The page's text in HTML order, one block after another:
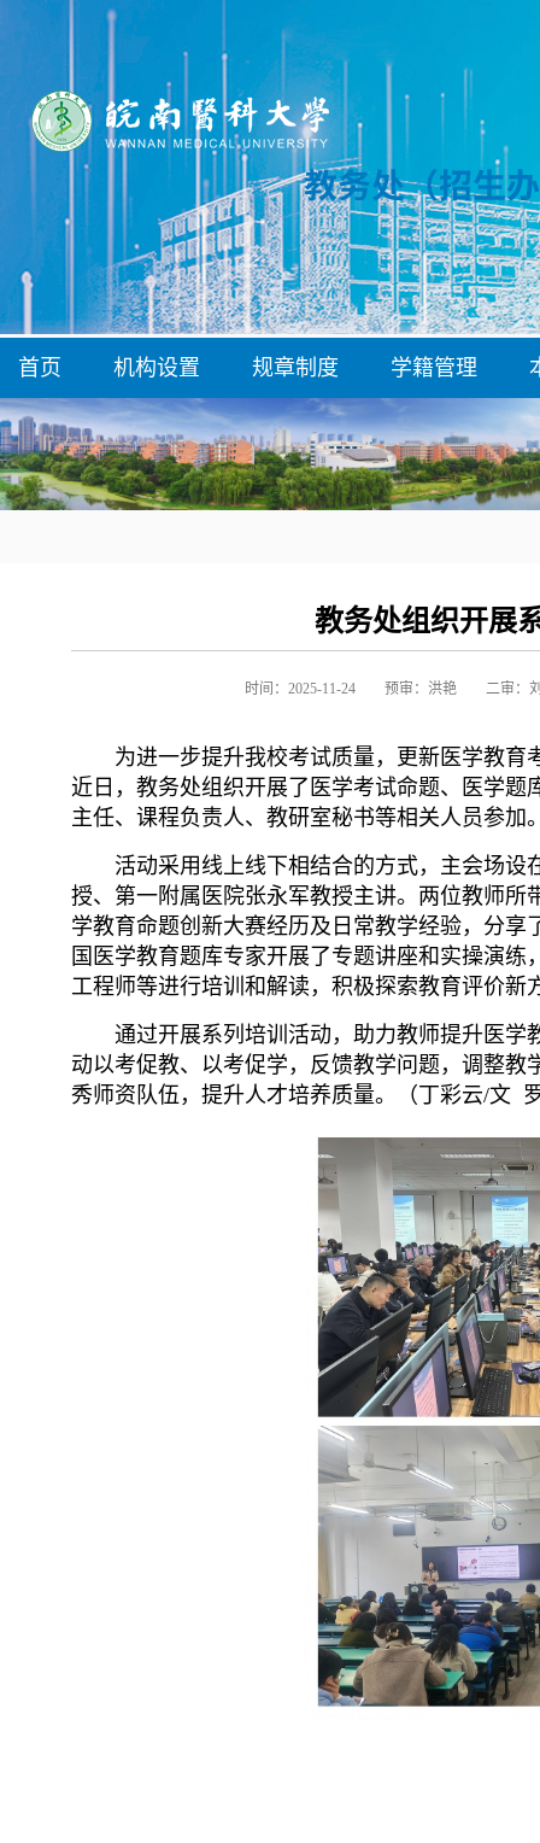
首页 机构设置 规章制度 学籍管理
教务处组织开展
时间：2025-11-24 预审：洪艳 二审：
为进一步提升我校考试质量，更新医学教
近日， 教务处组织开展了医学考试命题、医学
主任、课程负责人、教研室秘书等相关人员参加
活动采用线上线下相结合的方式，主会场
授、第一附属医院张永军教授主讲。两位教师
学教育命题创新大赛经历及日常教学经验，分
国医学教育题库专家开展了专题讲座和实操演
工程师等进行培训和解读，积极探索教育评价
通过开展系列培训活动，助力教师提升医
动以考促教、以考促学，反馈教学问题，调整
秀师资队伍， 提升人才培养质量。（丁彩云/文